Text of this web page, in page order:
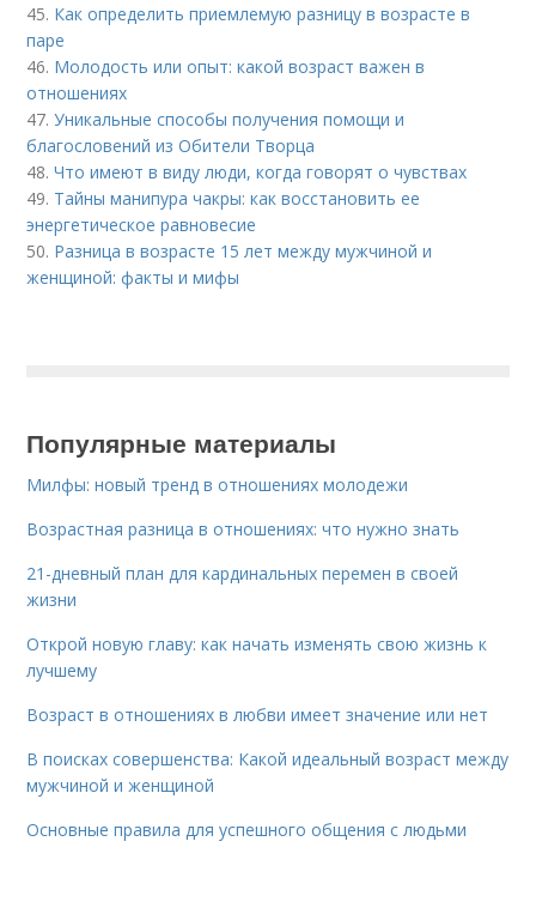
45. Как определить приемлемую разницу в возрасте в
паре
46. Молодость или опыт: какой возраст важен в
отношениях
47.Уникальные способы получения помощи и
благословений из Обители Творца
48.Что имеют в виду люди, когда говорят о чувствах
49. Тайны манипура чакры: как восстановить ее
энергетическое равновесие
50. Разница в возрасте 15 лет между мужчиной и
женщиной: факты и мифы
Популярные материалы
Милфы: новый тренд в отношениях молодежи
Возрастная разница в отношениях: что нужно знать
21-дневный план для кардинальных перемен в своей
жизни
Открой новую главу: как начать изменять свою жизнь к
лучшему
Возраст в отношениях в любви имеет значение или нет
В поисках совершенства: Какой идеальный возраст между
мужчиной и женщиной
Основные правила для успешного общения с людьми